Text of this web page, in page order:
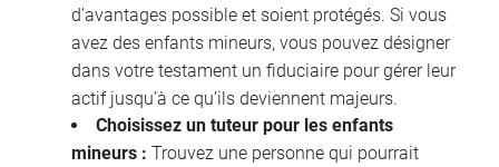
d’avantages possible et soient protégés. Si vous
avez des enfants mineurs, vous pouvez désigner
dans votre testament un fiduciaire pour gérer leur
actif jusqu’à ce qu’ils deviennent majeurs.
Choisissez un tuteur pour les enfants
mineurs : Trouvez une personne qui pourrait